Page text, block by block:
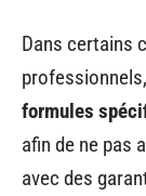
Dans certains
formules
afin de ne pas
avec des